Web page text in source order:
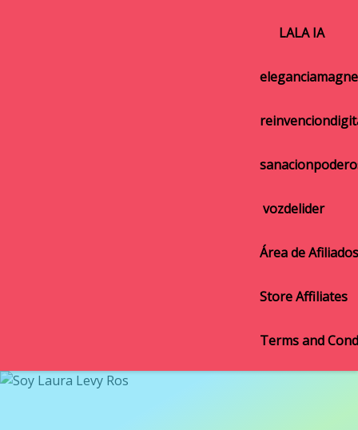
LALA IA
vozdelider
Área de Afiliados
Store Affiliates
Terms and